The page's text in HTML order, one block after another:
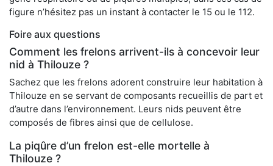
figure n’hésitez pas un instant à contacter le 15 ou le 112.
Foire aux questions
Comment les frelons arrivent-ils à concevoir leur
nid à Thilouze ?
Sachez que les frelons adorent construire leur habitation à
Thilouze en se servant de composants recueillis de part et
d’autre dans l’environnement. Leurs nids peuvent être
composés de fibres ainsi que de cellulose.
La piqûre d’un frelon est-elle mortelle à
Thilouze ?